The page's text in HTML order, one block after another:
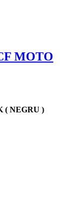
MOTO
( NEGRU )